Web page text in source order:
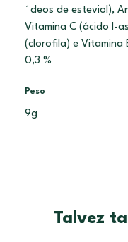
´deos de esteviol),
Vitamina C (ácido I-
(clorofila) e Vitamina
0,3 %
Peso
9g
Talvez